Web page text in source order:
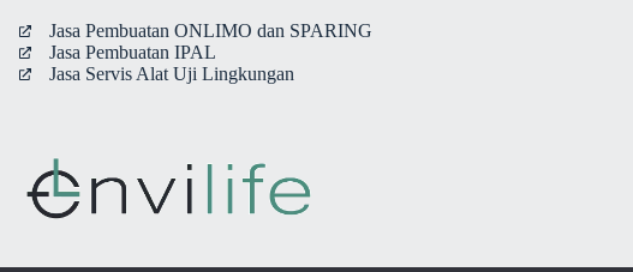
Jasa Pembuatan ONLIMO dan SPARING
Jasa Pembuatan IPAL
Jasa Servis Alat Uji Lingkungan